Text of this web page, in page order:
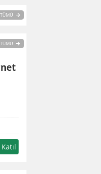
TÜMÜ
TÜMÜ